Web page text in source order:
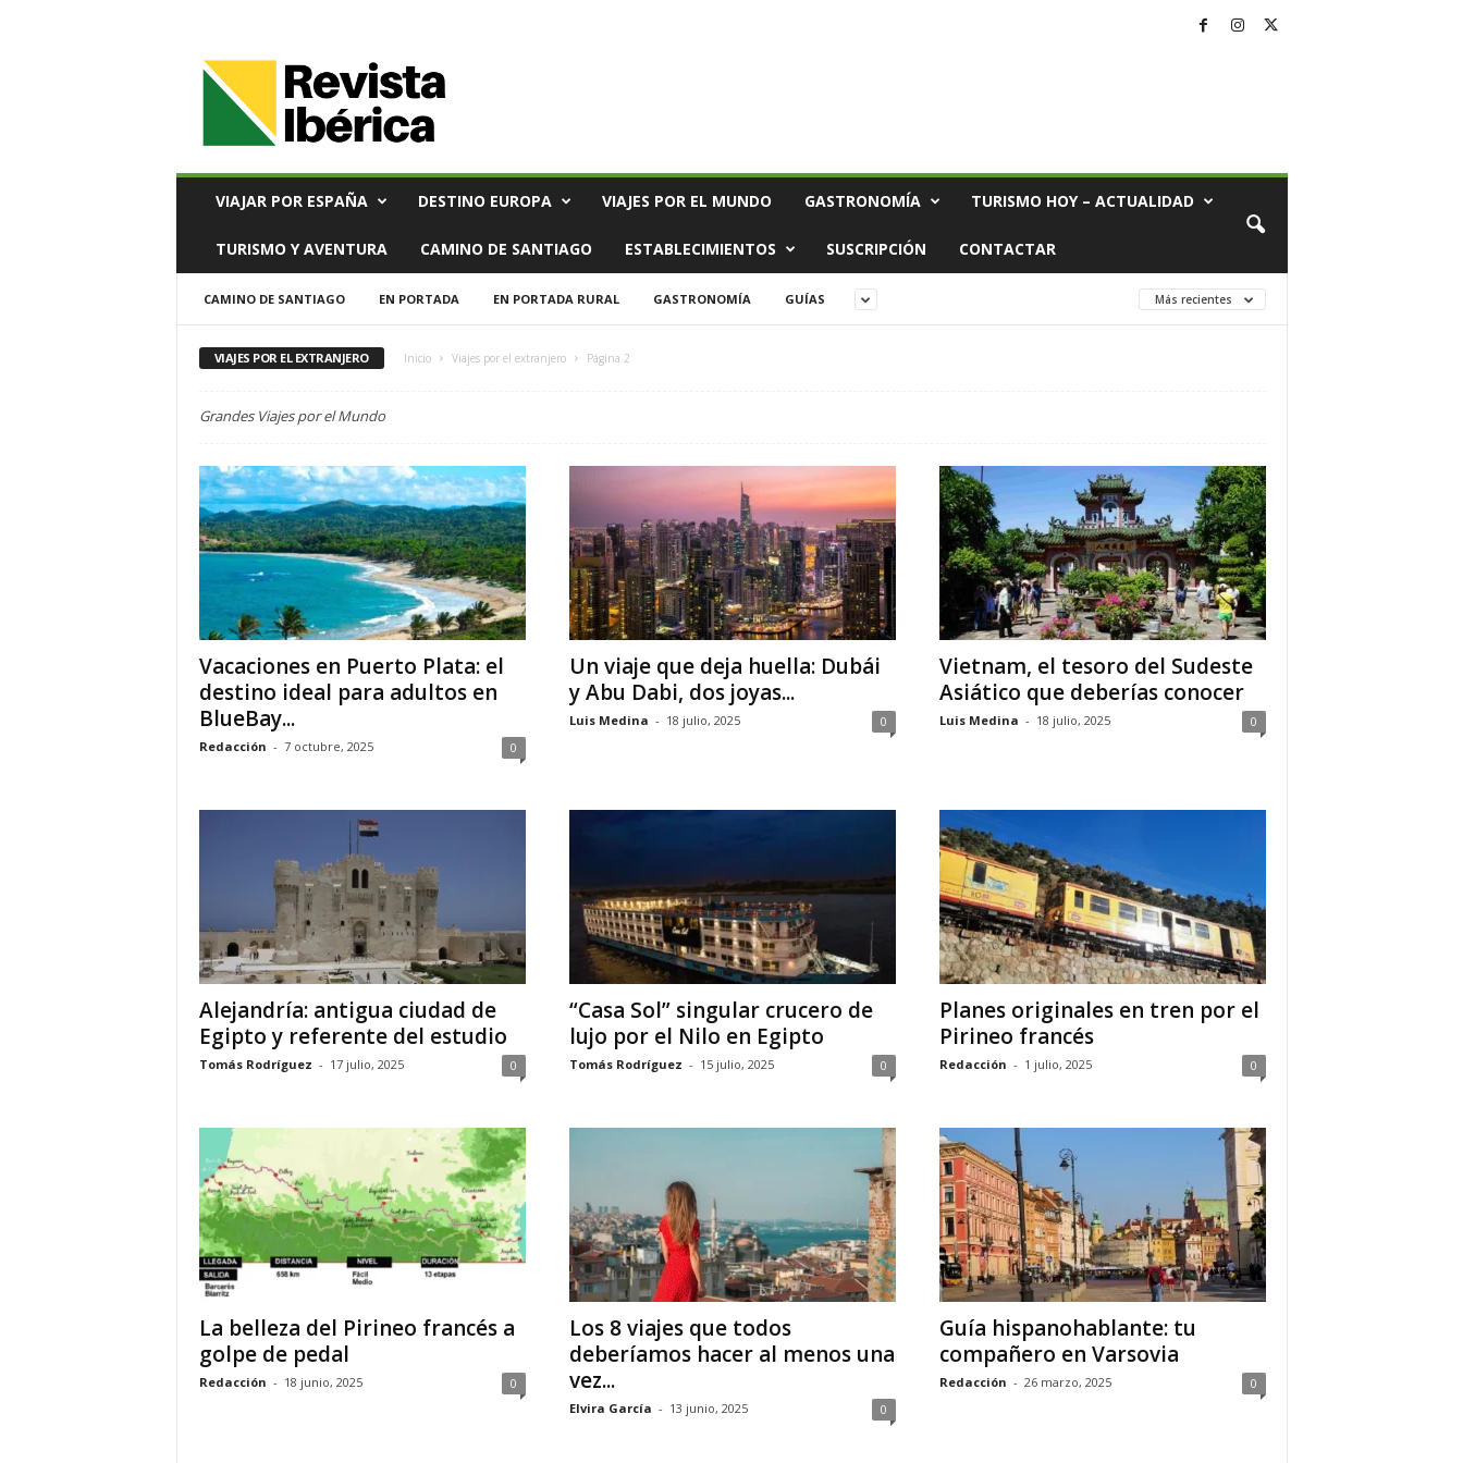
m
VIAJAR POR ESPAÑA DESTINO EUROPA VIAJES POR EL MUNDO GASTRONOMÍA TURISMO HOY – ACTUALIDAD
TURISMO Y AVENTURA CAMINO DE SANTIAGO ESTABLECIMIENTOS SUSCRIPCIÓN CONTACTAR
CAMINO DE SANTIAGO EN PORTADA EN PORTADA RURAL GASTRONOMÍA GUÍAS Más recientes
VIAJES POR EL EXTRANJERO Inicio Viajes por el extranjero Página 2
Grandes Viajes por el Mundo
Vacaciones en Puerto Plata: el
destino ideal para adultos en
BlueBay...
Redacción - 7 octubre, 2025 0
Un viaje que deja huella: Dubái
y Abu Dabi, dos joyas...
Luis Medina - 18 julio, 2025 0
Vietnam, el tesoro del Sudeste
Asiático que deberías conocer
Luis Medina - 18 julio, 2025 0
Alejandría: antigua ciudad de
Egipto y referente del estudio
Tomás Rodríguez - 17 julio, 2025 0
“Casa Sol” singular crucero de
lujo por el Nilo en Egipto
Tomás Rodríguez - 15 julio, 2025 0
Planes originales en tren por el
Pirineo francés
Redacción - 1 julio, 2025 0
La belleza del Pirineo francés a
golpe de pedal
Redacción - 18 junio, 2025 0
Los 8 viajes que todos
deberíamos hacer al menos una
vez...
Elvira García - 13 junio, 2025 0
Guía hispanohablante: tu
compañero en Varsovia
Redacción - 26 marzo, 2025 0